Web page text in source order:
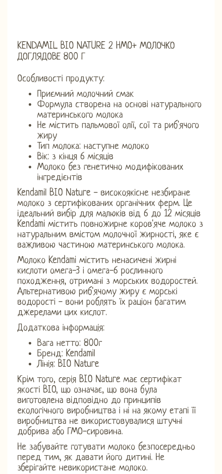
KENDAMIL BIO NATURE 2 HMO+ МОЛОЧКО
ДОГЛЯДОВЕ 800 Г
Особливості продукту:
Приємний молочний смак
Формула створена на основі натурального
материнського молока
Не містить пальмової олії, сої та риб'ячого
жиру
Тип молока: наступне молоко
Вік: з кінця 6 місяців
Молоко без генетично модифікованих
інгредієнтів
Kendamil BIO Nature - високоякісне незбиране
молоко з сертифікованих органічних ферм. Це
ідеальний вибір для малюків від 6 до 12 місяців
Kendami містить повножирне коров'яче молоко з
натуральним вмістом молочної жирності, яке є
важливою частиною материнського молока.
Молоко Kendami містить ненасичені жирні
кислоти омега-3 і омега-6 рослинного
походження, отримані з морських водоростей.
Альтернативою риб'ячому жиру є морські
водорості - вони роблять їх раціон багатим
джерелами цих кислот.
Додаткова інформація:
Вага нетто: 800г
Бренд: Kendamil
Лінія: BIO Nature
Крім того, серія BIO Nature має сертифікат
якості BIO, що означає, що вона була
виготовлена ​​відповідно до принципів
екологічного виробництва і ні на якому етапі її
виробництва не використовувалися штучні
добрива або ГМО-сировина.
Не забувайте готувати молоко безпосередньо
перед тим, як давати його дитині. Не
зберігайте невикористане молоко.